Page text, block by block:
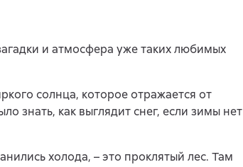
и атмосфера уже таких любимых
солнца, которое отражается от
знать, как выглядит снег, если зимы нет
холода, – это проклятый лес. Там